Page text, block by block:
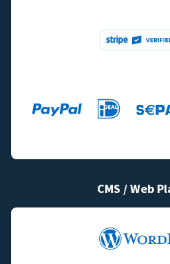
CMS / Web